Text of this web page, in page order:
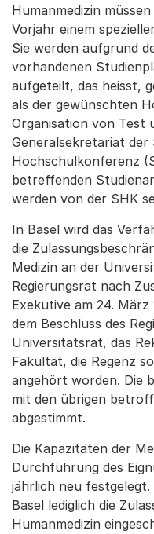
Humanmedizin
Vorjahr einem
Sie werden aufgrund
vorhandenen
aufgeteilt, das heisst,
als der gewünschten
Organisation von Test
Generalsekretariat der
Hochschulkonferenz
betreffenden
werden von der SHK
In Basel wird das
die
Medizin an der
Regierungsrat nach
Exekutive am 24.
dem Beschluss des
Universitätsrat, das
Fakultät, die Regenz
angehört worden. Die
mit den übrigen
abgestimmt.
Die Kapazitäten der
Durchführung des
jährlich neu
Basel lediglich die
Humanmedizin